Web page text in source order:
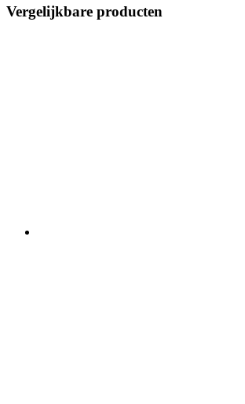
Vergelijkbare producten